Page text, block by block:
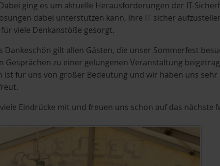
ging es um aktuelle Herausforderungen der IT-
dabei unterstützen kann, ihre IT sicher
viele Denkanstöße gesorgt.
Dankeschön gilt allen Gästen, die unser Sommerfest
Gesprächen zu einer gelungenen Veranstaltung
ist für uns von großer Bedeutung und wir haben uns
Eindrücke mit und freuen uns schon auf das nächste